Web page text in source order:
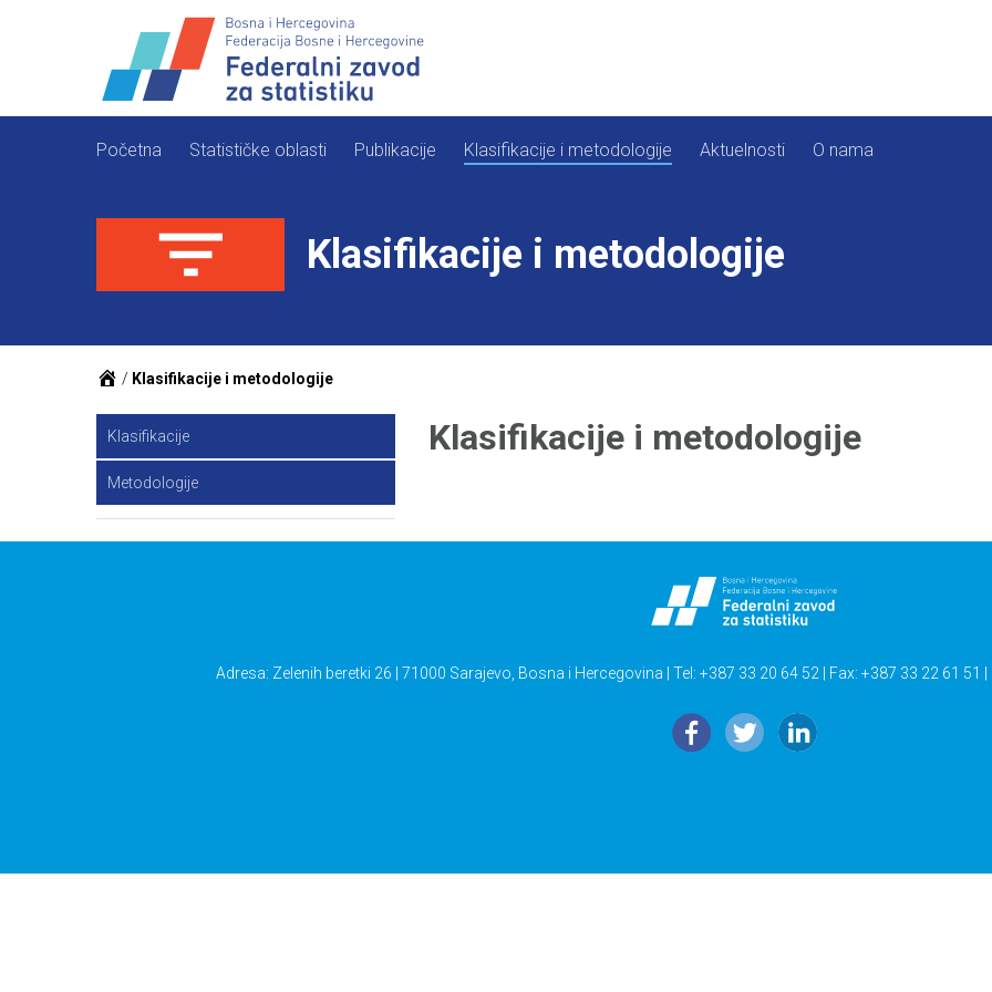
Početna Statističke oblasti Publikacije Klasifikacije i metodologije Aktuelnosti O nama
Klasifikacije i metodologije
/ Klasifikacije i metodologije
Klasifikacije
Metodologije
Klasifikacije i metodologije
Adresa: Zelenih beretki 26 | 71000 Sarajevo, Bosna i Hercegovina | Tel: +387 33 20 64 52 | Fax: +387 33 22 61 51 |